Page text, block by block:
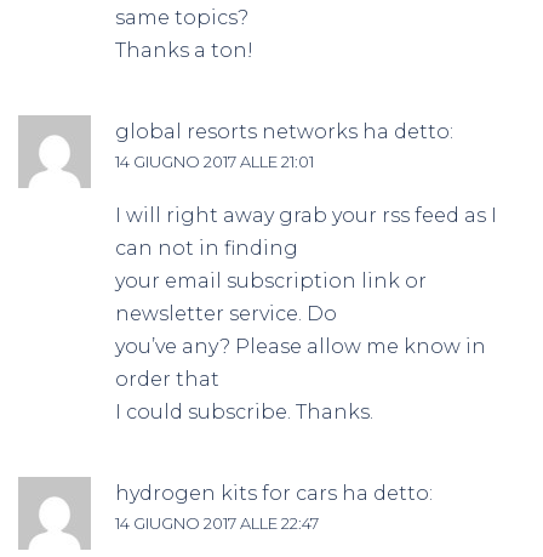
same topics?
Thanks a ton!
global resorts networks ha detto:
14 GIUGNO 2017 ALLE 21:01
I will right away grab your rss feed as I
can not in finding
your email subscription link or
newsletter service. Do
you’ve any? Please allow me know in
order that
I could subscribe. Thanks.
hydrogen kits for cars ha detto:
14 GIUGNO 2017 ALLE 22:47